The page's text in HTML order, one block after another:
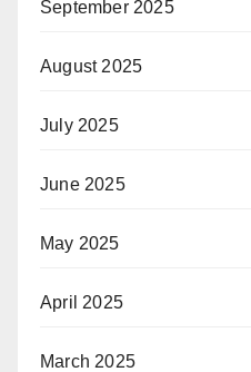
September 2025
August 2025
July 2025
June 2025
May 2025
April 2025
March 2025